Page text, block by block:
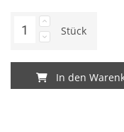
Stück
In den